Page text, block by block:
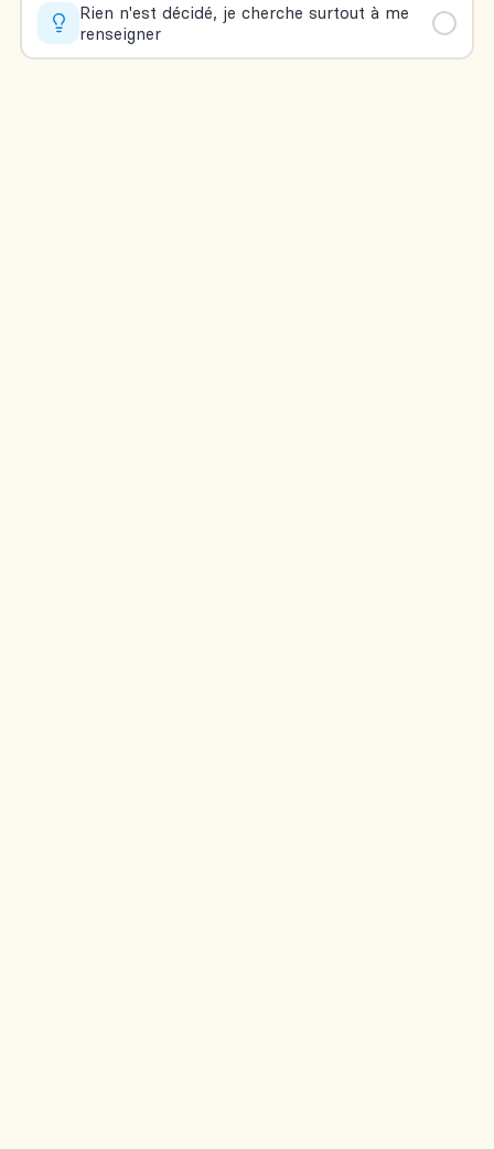
Rien n'est décidé, je cherche surtout à me
renseigner